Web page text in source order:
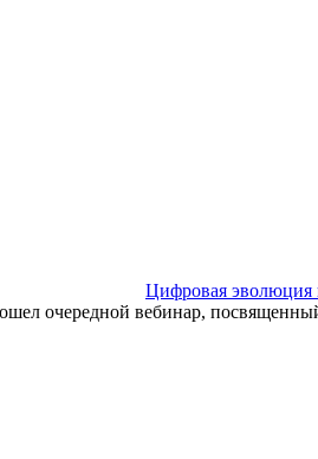
Цифровая эволюция
очередной вебинар,